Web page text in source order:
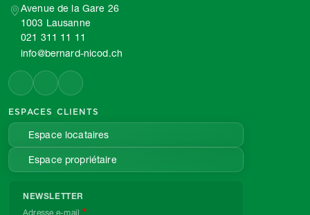
Avenue de la Gare 26
1003 Lausanne
021 311 11 11
info@bernard-nicod.ch
ESPACES CLIENTS
Espace locataires
Espace propriétaire
NEWSLETTER
Adresse e-mail